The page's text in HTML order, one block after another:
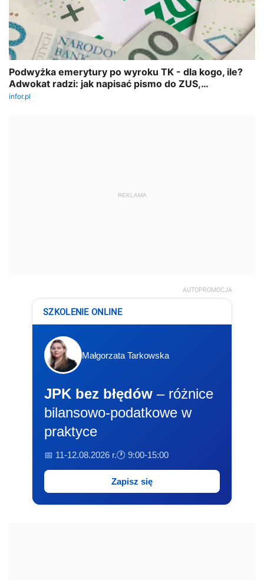
REKLAMA
AUTOPROMOCJA
SZKOLENIE ONLINE
Małgorzata Tarkowska
JPK bez błędów – różnice
bilansowo-podatkowe w
praktyce
📅 11-12.08.2026 r.🕐 9:00-15:00
Zapisz się